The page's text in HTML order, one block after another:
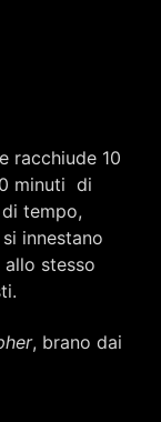
racchiude 10
minuti di
tempo,
innestano
stesso
, brano dai